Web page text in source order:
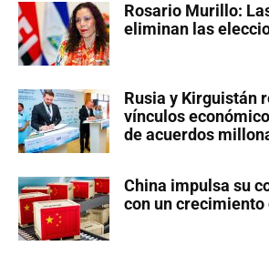
Rosario Murillo:
eliminan las
Rusia y Kirguistán
vínculos
de acuerdos
China impulsa su
con un crecimiento